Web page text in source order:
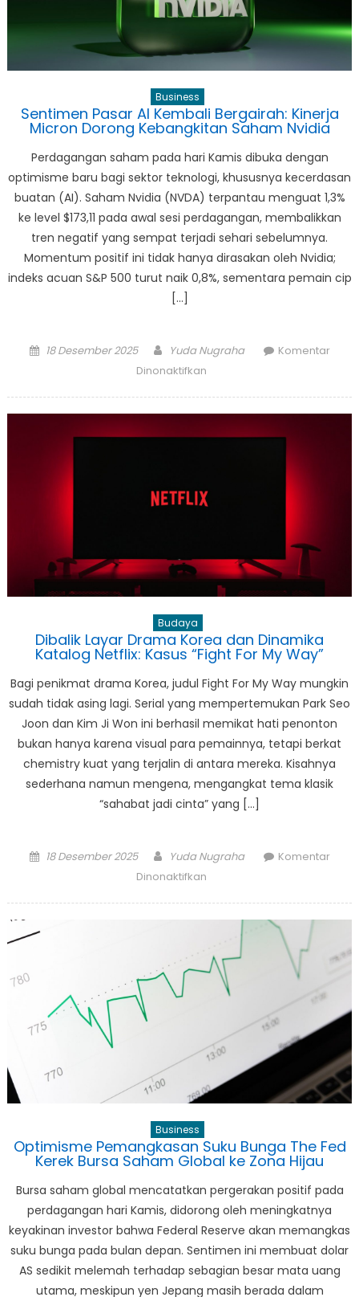
Agresif
Menuju
Business
Sentimen Pasar AI Kembali Bergairah: Kinerja
Micron Dorong Kebangkitan Saham Nvidia
Perdagangan saham pada hari Kamis dibuka dengan
optimisme baru bagi sektor teknologi, khususnya kecerdasan
buatan (AI). Saham Nvidia (NVDA) terpantau menguat 1,3%
ke level $173,11 pada awal sesi perdagangan, membalikkan
tren negatif yang sempat terjadi sehari sebelumnya.
Momentum positif ini tidak hanya dirasakan oleh Nvidia;
indeks acuan S&P 500 turut naik 0,8%, sementara pemain cip
[…]
Posted
18 Desember 2025 Author
Yuda Nugraha
Komentar
Dinonaktifkan
Kembali
Micron
Nvidia
Budaya
Dibalik Layar Drama Korea dan Dinamika
Katalog Netflix: Kasus “Fight For My Way”
Bagi penikmat drama Korea, judul Fight For My Way mungkin
sudah tidak asing lagi. Serial yang mempertemukan Park Seo
Joon dan Kim Ji Won ini berhasil memikat hati penonton
bukan hanya karena visual para pemainnya, tetapi berkat
chemistry kuat yang terjalin di antara mereka. Kisahnya
sederhana namun mengena, mengangkat tema klasik
“sahabat jadi cinta” yang […]
Posted
18 Desember 2025 Author
Yuda Nugraha
Komentar
Dinonaktifkan
Drama
dan
Dinamika
Kasus
“Fight
My
Business
Optimisme Pemangkasan Suku Bunga The Fed
Kerek Bursa Saham Global ke Zona Hijau
Bursa saham global mencatatkan pergerakan positif pada
perdagangan hari Kamis, didorong oleh meningkatnya
keyakinan investor bahwa Federal Reserve akan memangkas
suku bunga pada bulan depan. Sentimen ini membuat dolar
AS sedikit melemah terhadap sebagian besar mata uang
utama, meskipun yen Jepang masih berada dalam